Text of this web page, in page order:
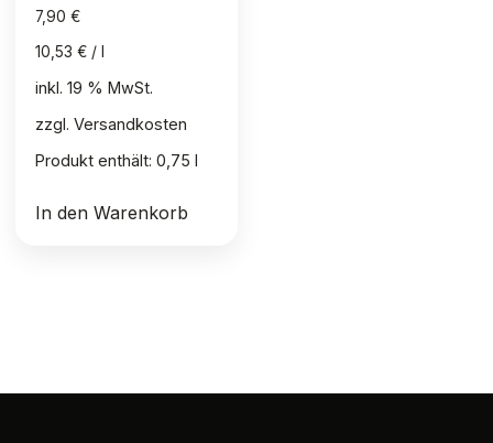
7,90 €
10,53 € /
inkl. 19 % MwSt.
zzgl. Versandkosten
Produkt enthält: 0,75 l
In den Warenkorb